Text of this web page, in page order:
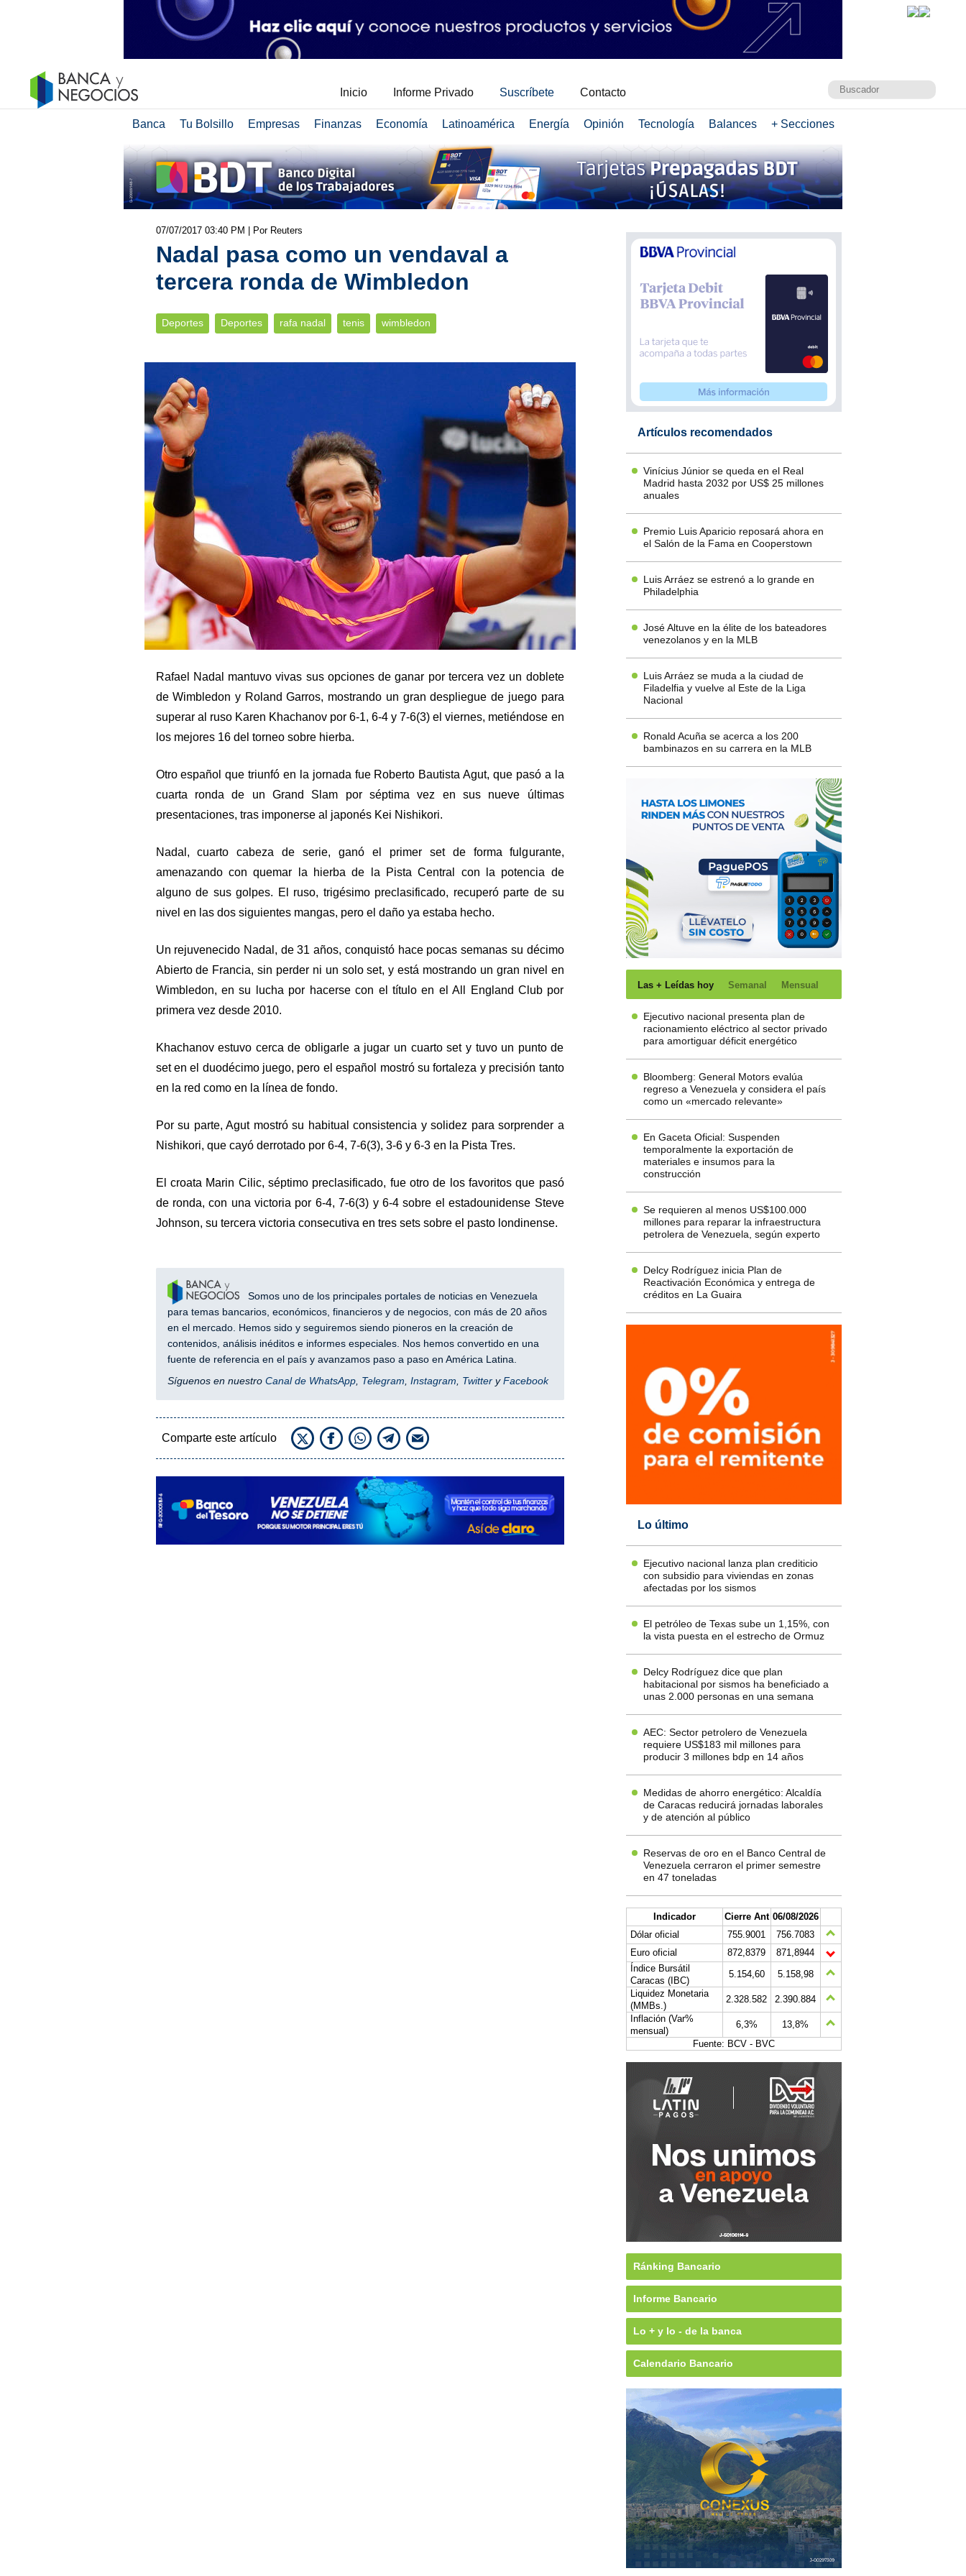
Inicio Informe Privado Suscríbete Contacto
Banca Tu Bolsillo Empresas Finanzas Economía Latinoamérica Energía Opinión Tecnología Balances + Secciones
07/07/2017 03:40 PM | Por Reuters
Nadal pasa como un vendaval a
tercera ronda de Wimbledon
Deportes Deportes rafa nadal tenis wimbledon
Rafael Nadal mantuvo vivas sus opciones de ganar por tercera vez un doblete
de Wimbledon y Roland Garros, mostrando un gran despliegue de juego para
superar al ruso Karen Khachanov por 6-1, 6-4 y 7-6(3) el viernes, metiéndose en
los mejores 16 del torneo sobre hierba.
Otro español que triunfó en la jornada fue Roberto Bautista Agut, que pasó a la
cuarta ronda de un Grand Slam por séptima vez en sus nueve últimas
presentaciones, tras imponerse al japonés Kei Nishikori.
Nadal, cuarto cabeza de serie, ganó el primer set de forma fulgurante,
amenazando con quemar la hierba de la Pista Central con la potencia de
alguno de sus golpes. El ruso, trigésimo preclasificado, recuperó parte de su
nivel en las dos siguientes mangas, pero el daño ya estaba hecho.
Un rejuvenecido Nadal, de 31 años, conquistó hace pocas semanas su décimo
Abierto de Francia, sin perder ni un solo set, y está mostrando un gran nivel en
Wimbledon, en su lucha por hacerse con el título en el All England Club por
primera vez desde 2010.
Khachanov estuvo cerca de obligarle a jugar un cuarto set y tuvo un punto de
set en el duodécimo juego, pero el español mostró su fortaleza y precisión tanto
en la red como en la línea de fondo.
Por su parte, Agut mostró su habitual consistencia y solidez para sorprender a
Nishikori, que cayó derrotado por 6-4, 7-6(3), 3-6 y 6-3 en la Pista Tres.
El croata Marin Cilic, séptimo preclasificado, fue otro de los favoritos que pasó
de ronda, con una victoria por 6-4, 7-6(3) y 6-4 sobre el estadounidense Steve
Johnson, su tercera victoria consecutiva en tres sets sobre el pasto londinense.
Somos uno de los principales portales de noticias en Venezuela
para temas bancarios, económicos, financieros y de negocios, con más de 20 años
en el mercado. Hemos sido y seguiremos siendo pioneros en la creación de
contenidos, análisis inéditos e informes especiales. Nos hemos convertido en una
fuente de referencia en el país y avanzamos paso a paso en América Latina.
Síguenos en nuestro Canal de WhatsApp, Telegram, Instagram, TwitteryFacebook
Comparte este artículo
Artículos recomendados
Vinícius Júnior se queda en el Real
Madrid hasta 2032 por US$ 25 millones
anuales
Premio Luis Aparicio reposará ahora en
el Salón de la Fama en Cooperstown
Luis Arráez se estrenó a lo grande en
Philadelphia
José Altuve en la élite de los bateadores
venezolanos y en la MLB
Luis Arráez se muda a la ciudad de
Filadelfia y vuelve al Este de la Liga
Nacional
Ronald Acuña se acerca a los 200
bambinazos en su carrera en la MLB
Las + Leídas hoy Semanal Mensual
Ejecutivo nacional presenta plan de
racionamiento eléctrico al sector privado
para amortiguar déficit energético
Bloomberg: General Motors evalúa
regreso a Venezuela y considera el país
como un «mercado relevante»
En Gaceta Oficial: Suspenden
temporalmente la exportación de
materiales e insumos para la
construcción
Se requieren al menos US$100.000
millones para reparar la infraestructura
petrolera de Venezuela, según experto
Delcy Rodríguez inicia Plan de
Reactivación Económica y entrega de
créditos en La Guaira
Lo último
Ejecutivo nacional lanza plan crediticio
con subsidio para viviendas en zonas
afectadas por los sismos
El petróleo de Texas sube un 1,15%, con
la vista puesta en el estrecho de Ormuz
Delcy Rodríguez dice que plan
habitacional por sismos ha beneficiado a
unas 2.000 personas en una semana
AEC: Sector petrolero de Venezuela
requiere US$183 mil millones para
producir 3 millones bdp en 14 años
Medidas de ahorro energético: Alcaldía
de Caracas reducirá jornadas laborales
y de atención al público
Reservas de oro en el Banco Central de
Venezuela cerraron el primer semestre
en 47 toneladas
Indicador Cierre Ant 06/08/2026
Dólar oficial
755.9001
756.7083
Euro oficial
872,8379
871,8944
Índice Bursátil
Caracas (IBC)
5.154,60
5.158,98
Liquidez Monetaria
(MMBs.)
2.328.582
2.390.884
Inflación (Var%
mensual)
6,3%
13,8%
Fuente: BCV - BVC
Ránking Bancario
Informe Bancario
Lo + y lo - de la banca
Calendario Bancario